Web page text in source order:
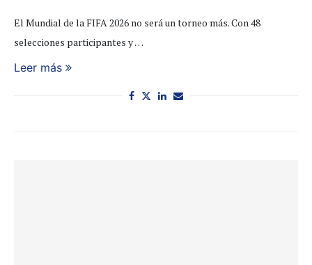
El Mundial de la FIFA 2026 no será un torneo más. Con 48
selecciones participantes y …
Leer más